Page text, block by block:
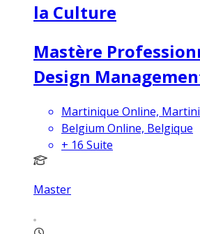
la Culture
Mastère
Design
Martinique Online,
Belgium Online, Belgique
+ 16 Suite
Master